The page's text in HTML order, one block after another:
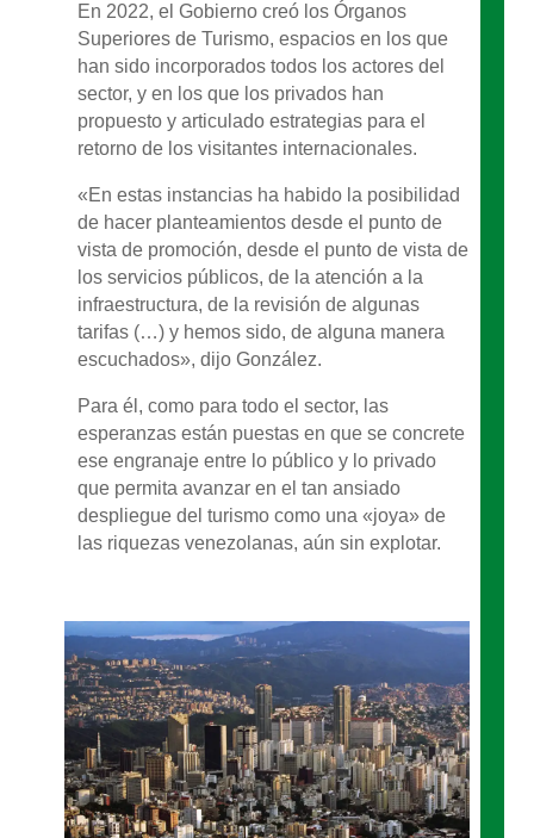
En 2022, el Gobierno creó los Órganos
Superiores de Turismo, espacios en los que
han sido incorporados todos los actores del
sector, y en los que los privados han
propuesto y articulado estrategias para el
retorno de los visitantes internacionales.
«En estas instancias ha habido la posibilidad
de hacer planteamientos desde el punto de
vista de promoción, desde el punto de vista de
los servicios públicos, de la atención a la
infraestructura, de la revisión de algunas
tarifas (…) y hemos sido, de alguna manera
escuchados», dijo González.
Para él, como para todo el sector, las
esperanzas están puestas en que se concrete
ese engranaje entre lo público y lo privado
que permita avanzar en el tan ansiado
despliegue del turismo como una «joya» de
las riquezas venezolanas, aún sin explotar.